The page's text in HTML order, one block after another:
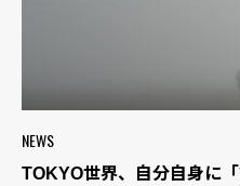
NEWS
TOKYO世界、自分自身に